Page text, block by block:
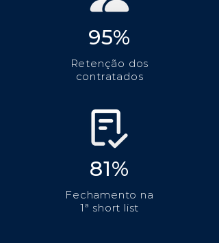
95%
Retenção dos
contratados
81%
Fechamento na
1ª short list